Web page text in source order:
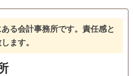
回相談無料 18時以降相談可
面談可
る会計事務所です。責任感と
ます。